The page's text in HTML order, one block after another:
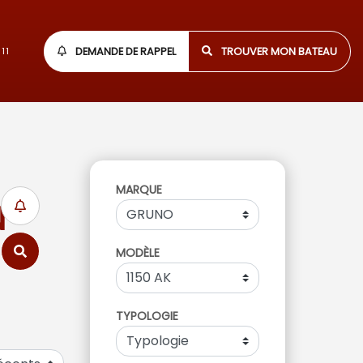
DEMANDE DE RAPPEL TROUVER MON BATEAU
MARQUE
MODÈLE
TYPOLOGIE